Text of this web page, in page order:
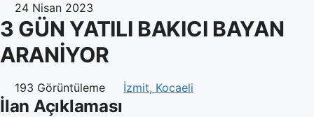
24 Nisan 2023
3 GÜN YATILI BAKICI BAYAN
ARANİYOR
193 Görüntüleme İzmit, Kocaeli
İlan Açıklaması